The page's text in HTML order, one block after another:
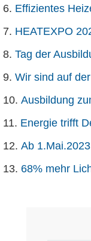
Effizientes
HEATEXPO
Tag der
Wir sind auf
Ausbildung
Energie trifft
Ab
68% mehr